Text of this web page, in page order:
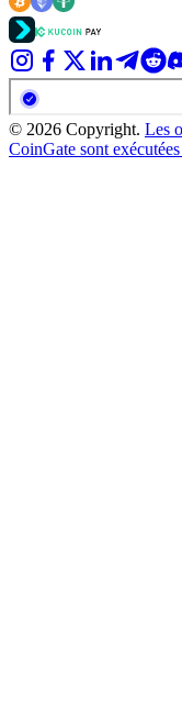
© 2026 Copyright. Les
CoinGate sont